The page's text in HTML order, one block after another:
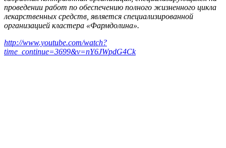
проведении работ по обеспечению полного жизненного цикла
лекарственных средств, является специализированной
организацией кластера «Фармдолина».
http://www.youtube.com/watch?
time_continue=3699&v=nY6JWpdG4Ck